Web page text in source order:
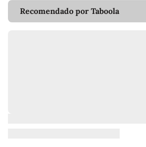
Recomendado por Taboola